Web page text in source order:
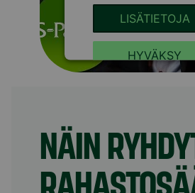
LISÄTIETOJA
HYVÄKSY
NÄIN